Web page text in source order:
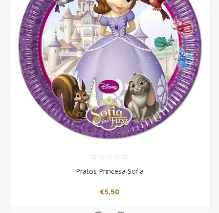
Pratos Princesa Sofia
€5,50